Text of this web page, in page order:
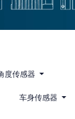
度传感器
车身传感器